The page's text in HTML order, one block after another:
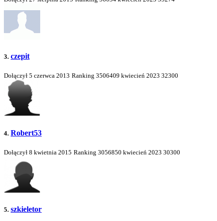
3. czepit
Dołączył 5 czerwca 2013 Ranking 3506409 kwiecień 2023 32300
4. Robert53
Dołączył 8 kwietnia 2015 Ranking 3056850 kwiecień 2023 30300
5. szkieletor